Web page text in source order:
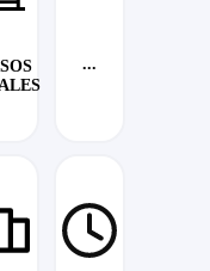
...